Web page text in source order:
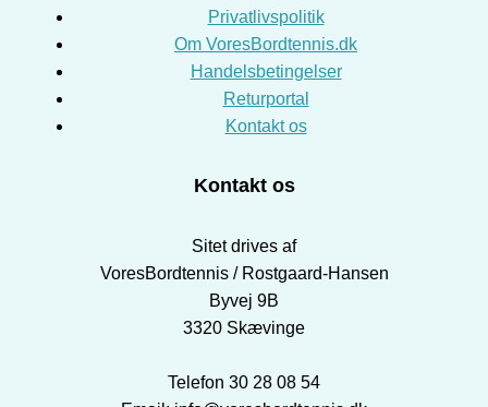
Privatlivspolitik
Om VoresBordtennis.dk
Handelsbetingelser
Returportal
Kontakt os
Kontakt os
Sitet drives af
VoresBordtennis / Rostgaard-Hansen
Byvej 9B
3320 Skævinge
Telefon 30 28 08 54